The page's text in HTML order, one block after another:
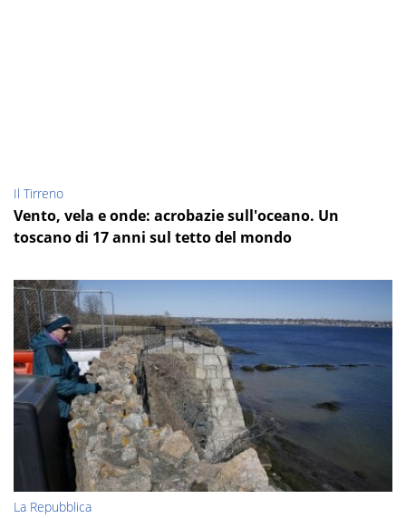
Il Tirreno
Vento, vela e onde: acrobazie sull'oceano. Un
toscano di 17 anni sul tetto del mondo
La Repubblica